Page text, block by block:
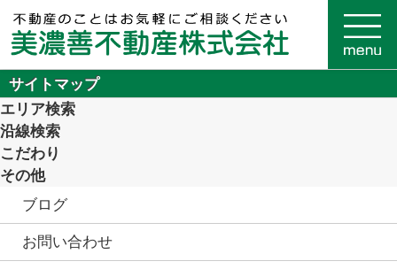
サイトマップ
エリア検索
沿線検索
こだわり
その他
ブログ
お問い合わせ